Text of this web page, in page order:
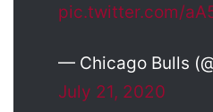
pic.twitter.com/
— Chicago Bulls
July 21, 2020